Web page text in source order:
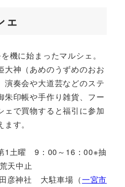
ェ
機に始まったマルシェ。
大神（あめのうずめのおお
演奏会や大道芸などのステ
朱印帳や手作り雑貨、フー
ェで買物すると福引に参加
す。
曜 9：00～16：00※抽
天中止
彦神社 大駐車場（一宮市